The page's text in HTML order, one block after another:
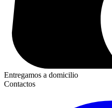
Entregamos a domicilio
Contactos